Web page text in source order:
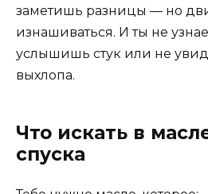
заметишь разницы — но
изнашиваться. И ты не
услышишь стук или не
выхлопа.
Что искать в
спуска